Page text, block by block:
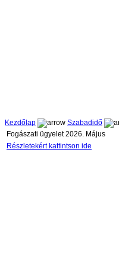
Kezdőlap
Szabadidő
Fogászati ügyelet 2026. Május
Részletekért kattintson ide